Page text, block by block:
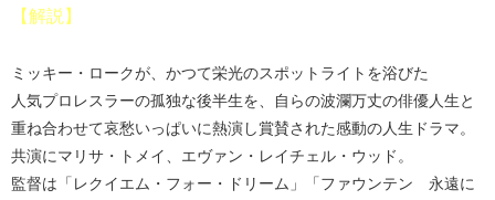
【解説】
ミッキー・ロークが、かつて栄光のスポットライトを浴びた
人気プロレスラーの孤独な後半生を、自らの波瀾万丈の俳優人生と
重ね合わせて哀愁いっぱいに熱演し賞賛された感動の人生ドラマ。
共演にマリサ・トメイ、エヴァン・レイチェル・ウッド。
監督は「レクイエム・フォー・ドリーム」「ファウンテン 永遠に